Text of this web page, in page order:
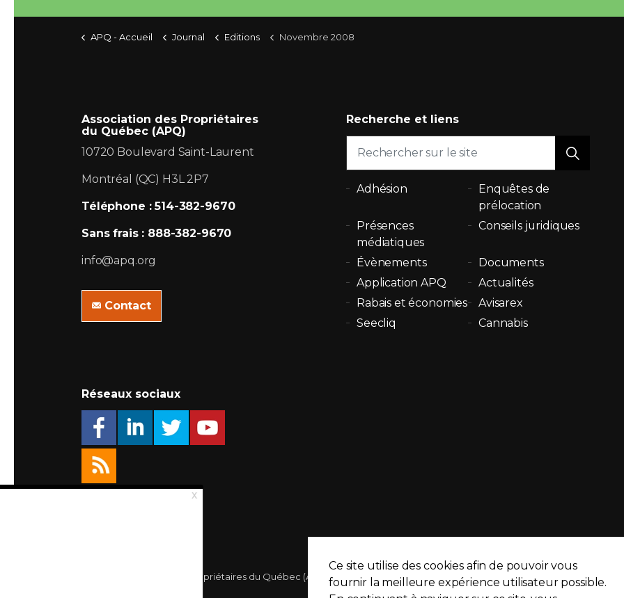
APQ - Accueil Journal Editions Novembre 2008
Association des Propriétaires
du Québec (APQ)
10720 Boulevard Saint-Laurent
Montréal (QC) H3L 2P7
Téléphone : 514-382-9670
Sans frais : 888-382-9670
info@apq.org
Contact
Recherche et liens
Adhésion
Enquêtes de
prélocation
Présences
médiatiques
Conseils juridiques
Évènements
Documents
Application APQ
Actualités
Rabais et économies
Avisarex
Seecliq
Cannabis
Réseaux sociaux
© 2026 Association des Propriétaires du Québec (APQ) Politique de confidentialité Plan du site
Ce site utilise des cookies afin de pouvoir vous
fournir la meilleure expérience utilisateur possible.